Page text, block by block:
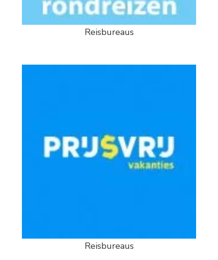
Reisbureaus
Reisbureaus